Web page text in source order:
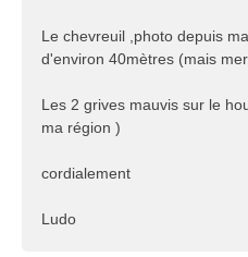
Le chevreuil ,photo depuis
d'environ 40mètres (mais
Les 2 grives mauvis sur le
ma région )
cordialement
Ludo